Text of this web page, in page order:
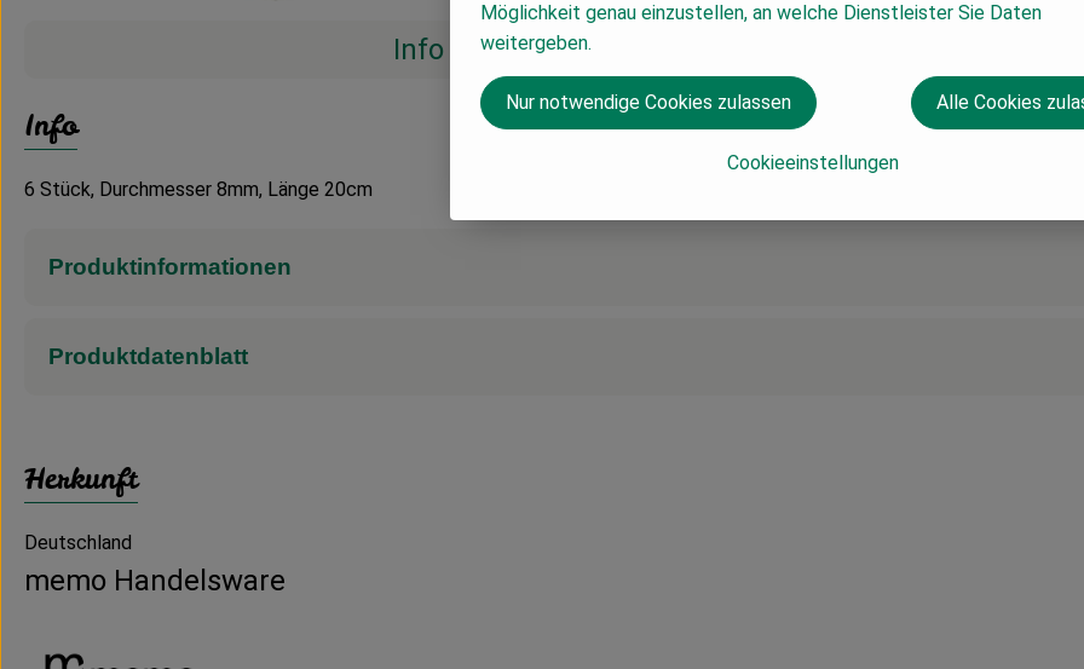
Info
Info
6 Stück, Durchmesser 8mm, Länge 20cm
Produktinformationen
Produktdatenblatt
Herkunft
Deutschland
memo Handelsware
Möglichkeit genau einzustellen, an welche Dienstleister Sie Daten
weitergeben.
Cookieeinstellungen
Nur notwendige Cookies zulassen Alle Cookies